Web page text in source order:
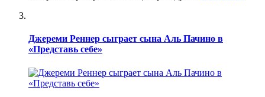
Джереми Реннер сыграет сына Аль Пачино в
«Представь себе»